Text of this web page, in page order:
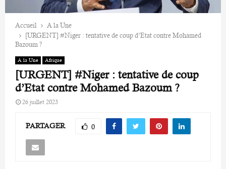
Accueil
A la Une
[URGENT] #Niger : tentative de coup d’Etat contre Mohamed
Bazoum ?
A la Une Afrique
[URGENT] #Niger : tentative de coup
d’Etat contre Mohamed Bazoum ?
26 juillet 2023
PARTAGER 0